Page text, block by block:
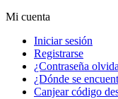
Mi cuenta
Iniciar sesión
Registrarse
¿Contraseña
¿Dónde se
Canjear código